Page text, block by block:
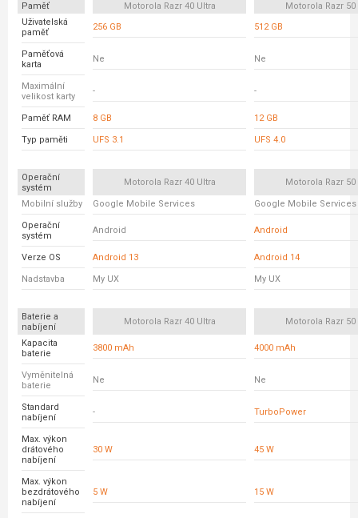
Paměť Motorola Razr 40 Ultra
Motorola Razr 50
Uživatelská
paměť
256 GB 512 GB
Paměťová
karta
Ne Ne
Maximální
velikost karty
- -
Paměť RAM 8 GB 12 GB
Typ paměti UFS 3.1 UFS 4.0
Operační
systém
Motorola Razr 40 Ultra Motorola Razr 50
Mobilní služby Google Mobile Services Google Mobile Services
Operační
systém
Android Android
Verze OS Android 13 Android 14
Nadstavba My UX My UX
Baterie a
nabíjení
Motorola Razr 40 Ultra Motorola Razr 50
Kapacita
baterie
3800 mAh 4000 mAh
Vyměnitelná
baterie
Ne Ne
Standard
nabíjení
- TurboPower
Max. výkon
drátového
nabíjení
30 W 45 W
Max. výkon
bezdrátového
nabíjení
5 W 15 W